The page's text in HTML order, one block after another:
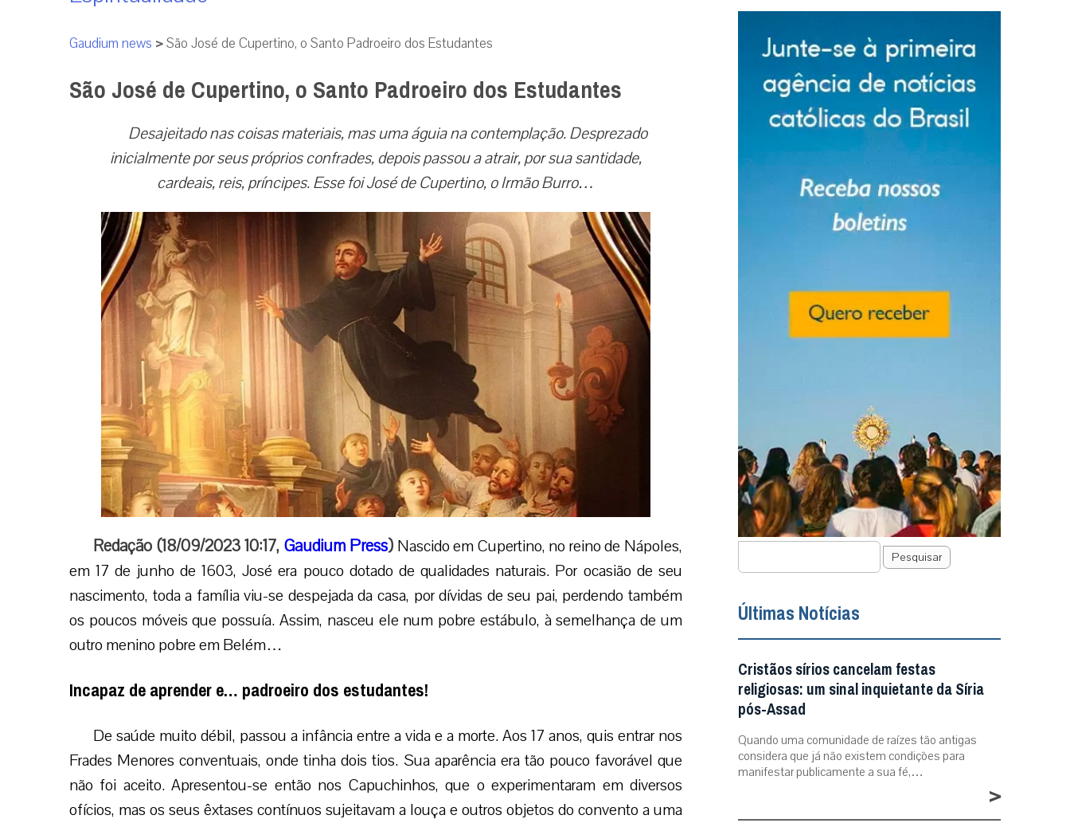
Gaudium news >São José de Cupertino, o Santo Padroeiro dos Estudantes
São José de Cupertino, o Santo Padroeiro dos Estudantes
Desajeitado nas coisas materiais, mas uma águia na contemplação. Desprezado
inicialmente por seus próprios confrades, depois passou a atrair, por sua santidade,
cardeais, reis, príncipes. Esse foi José de Cupertino, o Irmão Burro…
Redação (18/09/2023 10:17, Gaudium Press) Nascido em Cupertino, no reino de Nápoles,
em 17 de junho de 1603, José era pouco dotado de qualidades naturais. Por ocasião de seu
nascimento, toda a família viu-se despejada da casa, por dívidas de seu pai, perdendo também
os poucos móveis que possuía. Assim, nasceu ele num pobre estábulo, à semelhança de um
outro menino pobre em Belém…
Incapaz de aprender e… padroeiro dos estudantes!
De saúde muito débil, passou a infância entre a vida e a morte. Aos 17 anos, quis entrar nos
Frades Menores conventuais, onde tinha dois tios. Sua aparência era tão pouco favorável que
não foi aceito. Apresentou-se então nos Capuchinhos, que o experimentaram em diversos
ofícios, mas os seus êxtases contínuos sujeitavam a louça e outros objetos do convento a uma
Pesquisar
Últimas Notícias
Cristãos sírios cancelam festas
religiosas: um sinal inquietante da Síria
pós-Assad
Quando uma comunidade de raízes tão antigas
considera que já não existem condições para
manifestar publicamente a sua fé,…
>